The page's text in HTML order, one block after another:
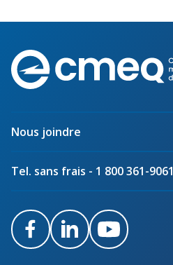
Nous joindre
Tel. sans frais - 1 800 361-9061
FacebookLinkedInYoutube